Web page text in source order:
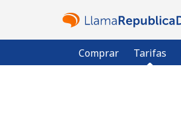
Comprar Tarifas